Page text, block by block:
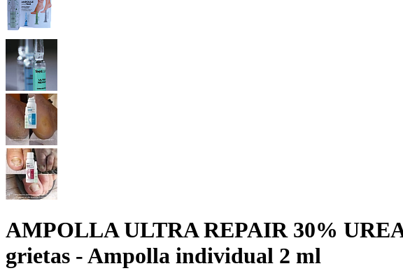
AMPOLLA ULTRA REPAIR 30%
grietas - Ampolla individual 2 ml